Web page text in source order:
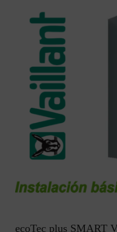
ecoTec plus SMART